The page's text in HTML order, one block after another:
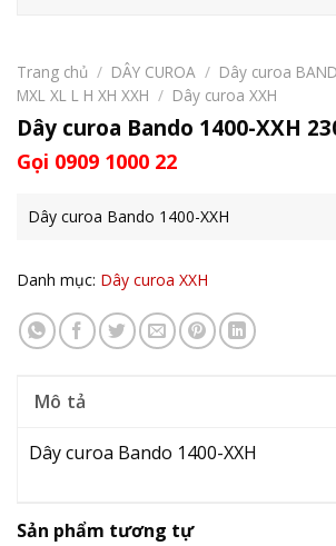
Trang chủ / DÂY CUROA / Dây curoa
MXL XL L H XH XXH / Dây curoa XXH
Dây curoa Bando 1400-XXH
Gọi 0909 1000 22
Dây curoa Bando 1400-XXH
Danh mục: Dây curoa XXH
Mô tả
Dây curoa Bando 1400-XXH
Sản phẩm tương tự